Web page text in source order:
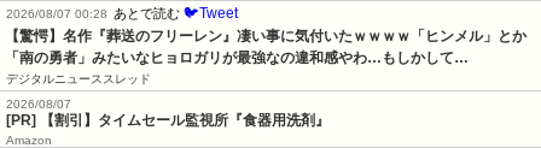
2026/08/07 00:28
あとで読む 🐦Tweet
【驚愕】名作『葬送のフリーレン』凄い事に気付いたｗｗｗｗ「ヒンメル」とか
「南の勇者」みたいなヒョロガリが最強なの違和感やわ…もしかして…
デジタルニューススレッド
2026/08/07
[PR] 【割引】タイムセール監視所『食器用洗剤』
Amazon